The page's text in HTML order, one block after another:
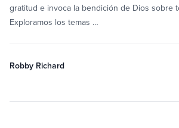
gratitud e invoca la bendición de Dios sobre
Exploramos los temas …
Robby Richard